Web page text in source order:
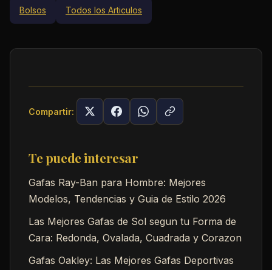
Bolsos Todos los Articulos
Compartir:
Te puede interesar
Gafas Ray-Ban para Hombre: Mejores
Modelos, Tendencias y Guia de Estilo 2026
Las Mejores Gafas de Sol segun tu Forma de
Cara: Redonda, Ovalada, Cuadrada y Corazon
Gafas Oakley: Las Mejores Gafas Deportivas